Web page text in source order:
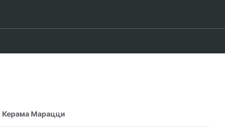
Керама Марацци